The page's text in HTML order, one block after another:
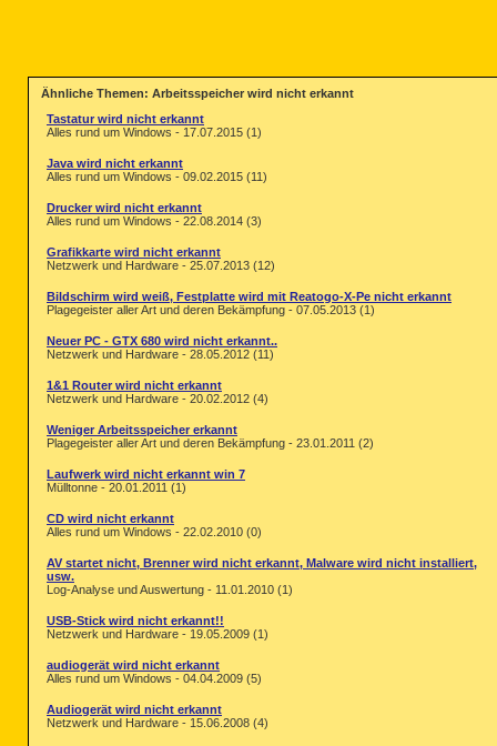
Ähnliche Themen: Arbeitsspeicher wird nicht erkannt
Tastatur wird nicht erkannt
Alles rund um Windows - 17.07.2015 (1)
Java wird nicht erkannt
Alles rund um Windows - 09.02.2015 (11)
Drucker wird nicht erkannt
Alles rund um Windows - 22.08.2014 (3)
Grafikkarte wird nicht erkannt
Netzwerk und Hardware - 25.07.2013 (12)
Bildschirm wird weiß, Festplatte wird mit Reatogo-X-Pe nicht erkannt
Plagegeister aller Art und deren Bekämpfung - 07.05.2013 (1)
Neuer PC - GTX 680 wird nicht erkannt..
Netzwerk und Hardware - 28.05.2012 (11)
1&1 Router wird nicht erkannt
Netzwerk und Hardware - 20.02.2012 (4)
Weniger Arbeitsspeicher erkannt
Plagegeister aller Art und deren Bekämpfung - 23.01.2011 (2)
Laufwerk wird nicht erkannt win 7
Mülltonne - 20.01.2011 (1)
CD wird nicht erkannt
Alles rund um Windows - 22.02.2010 (0)
AV startet nicht, Brenner wird nicht erkannt, Malware wird nicht installiert,
usw.
Log-Analyse und Auswertung - 11.01.2010 (1)
USB-Stick wird nicht erkannt!!
Netzwerk und Hardware - 19.05.2009 (1)
audiogerät wird nicht erkannt
Alles rund um Windows - 04.04.2009 (5)
Audiogerät wird nicht erkannt
Netzwerk und Hardware - 15.06.2008 (4)